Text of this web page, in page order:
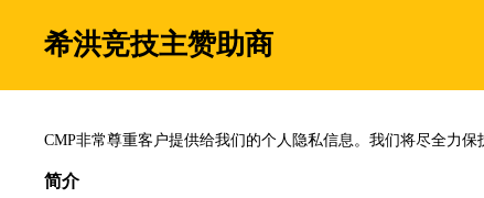
希洪竞技主赞助商
CMP非常尊重客户提供给我们的个人隐私信息。我们将尽全力保
简介